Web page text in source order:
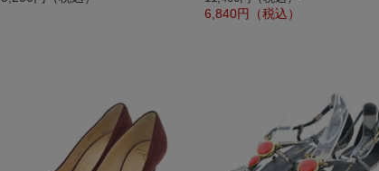
6,840円（税込）